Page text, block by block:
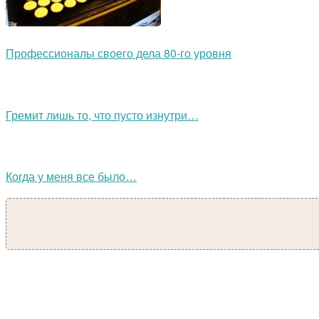
Профессионалы своего дела 80-го уровня
Гремит лишь то, что пусто изнутри…
Когда у меня все было…